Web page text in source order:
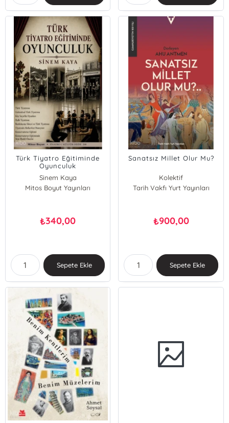
Türk Tiyatro Eğitiminde
Oyunculuk
Sinem Kaya
Mitos Boyut Yayınları
₺340,00
Sepete Ekle
Sanatsız Millet Olur Mu?
Kolektif
Tarih Vakfı Yurt Yayınları
₺900,00
Sepete Ekle